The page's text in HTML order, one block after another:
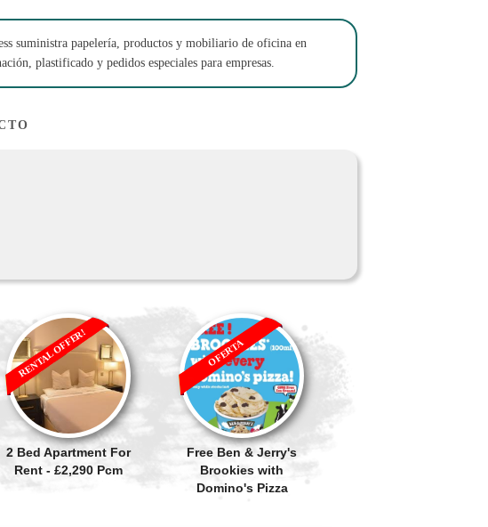
suministra papelería, productos y mobiliario de oficina en
plastificado y pedidos especiales para empresas.
2 Bed Apartment For
Rent - £2,290 Pcm
RENTAL OFFER!
Free Ben & Jerry's
Brookies with
Domino's Pizza
OFERTA